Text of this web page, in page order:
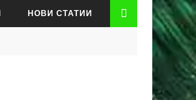
НОВИ СТАТИИ